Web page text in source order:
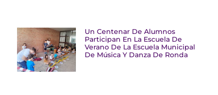
Un Centenar De Alumnos
Participan En La Escuela De
Verano De La Escuela Municipal
De Música Y Danza De Ronda